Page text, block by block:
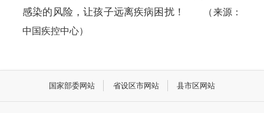
感染的风险，让孩子远离疾病困扰！
（来源：
中国疾控中心）
国家部委网站 省设区市网站 县市区网站